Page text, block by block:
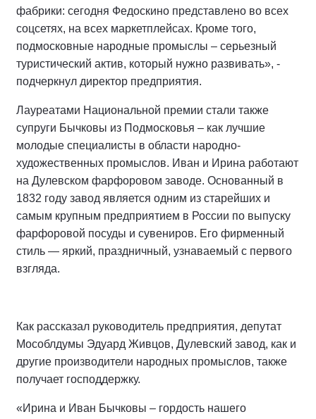
фабрики: сегодня Федоскино представлено во всех
соцсетях, на всех маркетплейсах. Кроме того,
подмосковные народные промыслы – серьезный
туристический актив, который нужно развивать», -
подчеркнул директор предприятия.
Лауреатами Национальной премии стали также
супруги Бычковы из Подмосковья – как лучшие
молодые специалисты в области народно-
художественных промыслов. Иван и Ирина работают
на Дулевском фарфоровом заводе. Основанный в
1832 году завод является одним из старейших и
самым крупным предприятием в России по выпуску
фарфоровой посуды и сувениров. Его фирменный
стиль — яркий, праздничный, узнаваемый с первого
взгляда.
Как рассказал руководитель предприятия, депутат
Мособлдумы Эдуард Живцов, Дулевский завод, как и
другие производители народных промыслов, также
получает господдержку.
«Ирина и Иван Бычковы – гордость нашего